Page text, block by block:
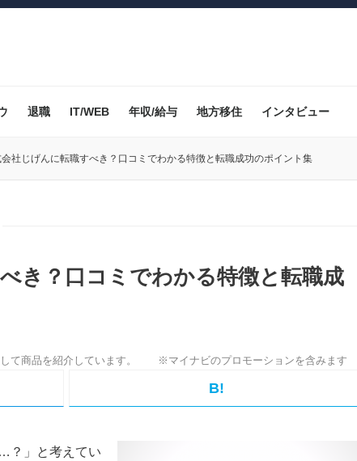
退職 IT/WEB 年収/給与 地方移住 インタビュー
社じげんに転職すべき？口コミでわかる特徴と転職成功のポイント集
き？口コミでわかる特徴と転職成
B!
？」と考えてい